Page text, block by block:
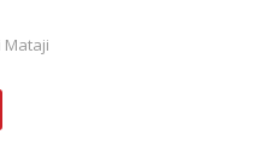
Mataji